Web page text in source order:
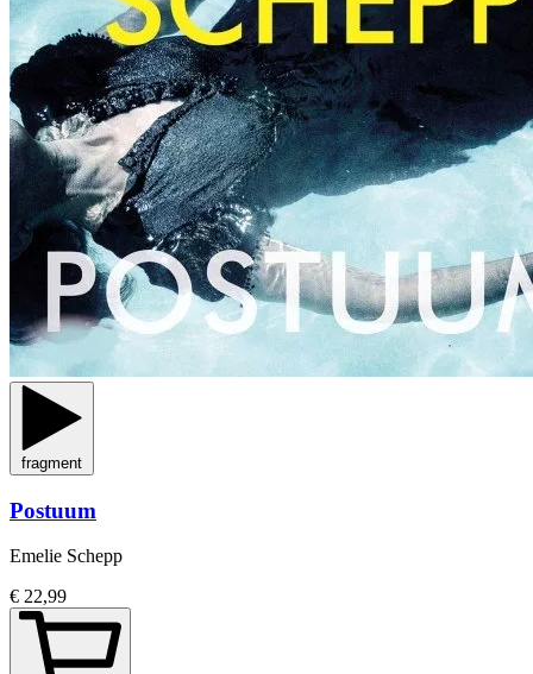
fragment
Postuum
Emelie Schepp
€ 22,99